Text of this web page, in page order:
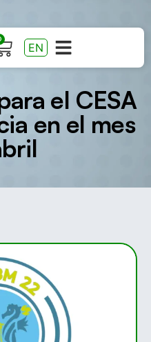
EN
el CESA
en el mes